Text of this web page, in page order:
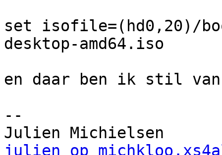
set isofile=(hd0,20)/
desktop-amd64.iso
en daar ben ik stil
--
julien op